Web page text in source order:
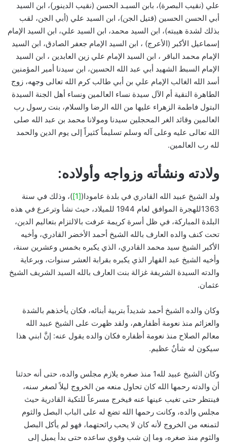
علي (نقيب البصرة)، بابن السيـد الحسن (نقيب الدينور)، ابن السيد
أبي الحسن الحسين (قتيل الجن)، ابن السيد علي (أبي الجن، لقب
بذلك لشدة هيبته)، ابن السيد محمد، ابن السيد علي، ابن السيد الإمام
إسماعيل الأكبر (الأعرج) ، ابن السيد الإمام جعفر الصادق، ابن السيد
الإمام محمد الباقر ، ابن السيد الإمام علي زين العابدين ، ابن السيد
الإمام السبط الشهيد أبي عبد الله الحسين، ابن سيدنا أمير المؤمنين
أسد الله الغالب الإمام علي بن أبي طالب كرم الله تعالى وجهه، زوج
الطاهرة النقية أم الآل سيدة نساء العالمين ونساء أهل الجنة السيدة
البتول فاطمة الزهراء عليها من الله الرضا والسلام، بنت رسول رب
العالمين وقائد الغر المحجلين سيدنا ومولانا محمد بن عبد الله صلى
الله تعالى عليه وعلى آله وسلم تسليماً كثيراً إلى يوم الدين والحمد
لله رب العالمين.
ولادته ونشأته وزواجه وأولاده:
ولد الشيخ عبيد الله القادري في بلدة عامودا([1]
)، وذلك في سنة
1363للهجرة الموافق لعام 1944 للميلاد، حيث نشأ وترعرع في هذه
البلدة المباركة، في ظل أسرة كريمة عرفت بالالتزام بتعاليم الدين،
تحت كنف والده العارف بالله الشيخ أحمد الأخضر القادري، وأخيه
الأكبر الشيخ سيد محمد القادري، الذي يكبره بخمس وعشرين سنة،
وأخيه الشيخ عبد القهار الذي يكبره بقرابة العشر سنوات، وبرعاية
والدته السيدة الشريفة غزالة بنت العارف بالله السيد الشريف الشيخ
عثمان.
وكان والده الشيخ أحمد شديداً بتربية أبنائه، فكان يأخذهم بالشدة
والعزائم منذ نعومة أظفارهم، ولقد ظهرت على الشيخ عبيد الله
معالم الصلاح منذ نعومة أظفاره فكان والده يقول عنه: إنَّ ابني هذا
سيكون له شأنٌ عظيم.
وكان الشيخ عبيد لله1 منذ صغره يلازم مجلس والده، حتى أنه حدثنا
أن والدته رحمها الله كان تحاول منعه من الخروج ليلاً لصغر سنه،
فينتظر حتى تغيب عينها عنه فيخرج مسرعاً للتكية القادرية حيث
مجلس والده، وكانت رحمها الله تضع له على الباب البصل والثوم
لتمنعه من الخروج لأنه كان لا يحب رائحتهما، فهو لم يأكل البصل
والثوم منذ صغره، وما إن شب وقوي ساعده حتى بدأ يميل إلى